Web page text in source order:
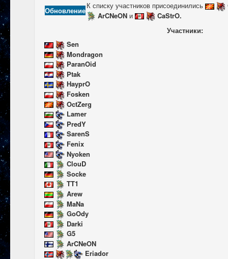
Обновление
К списку участников присоединились
ArCNeON и
CaStrO.
Участники:
Sen
Mondragon
ParanOid
Ptak
HayprO
Fosken
OctZerg
Lamer
PredY
SarenS
Fenix
Nyoken
ClouD
Socke
TT1
Arew
MaNa
GoOdy
Darki
G5
ArCNeON
Eriador